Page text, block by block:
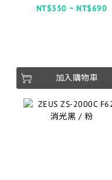
NT$350 ~ NT$690
加入購物車